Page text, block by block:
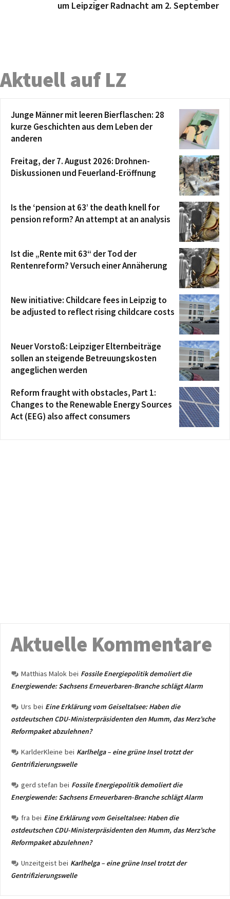
um Leipziger Radnacht am 2. September
Aktuell auf LZ
Junge Männer mit leeren Bierflaschen: 28
kurze Geschichten aus dem Leben der
anderen
Freitag, der 7. August 2026: Drohnen-
Diskussionen und Feuerland-Eröffnung
Is the ‘pension at 63’ the death knell for
pension reform? An attempt at an analysis
Ist die „Rente mit 63“ der Tod der
Rentenreform? Versuch einer Annäherung
New initiative: Childcare fees in Leipzig to
be adjusted to reflect rising childcare costs
Neuer Vorstoß: Leipziger Elternbeiträge
sollen an steigende Betreuungskosten
angeglichen werden
Reform fraught with obstacles, Part 1:
Changes to the Renewable Energy Sources
Act (EEG) also affect consumers
Aktuelle Kommentare
Matthias Malok bei Fossile Energiepolitik demoliert die
Energiewende: Sachsens Erneuerbaren-Branche schlägt Alarm
Urs bei Eine Erklärung vom Geiseltalsee: Haben die
ostdeutschen CDU-Ministerpräsidenten den Mumm, das Merz’sche
Reformpaket abzulehnen?
KarlderKleine bei Karlhelga – eine grüne Insel trotzt der
Gentrifizierungswelle
gerd stefan bei Fossile Energiepolitik demoliert die
Energiewende: Sachsens Erneuerbaren-Branche schlägt Alarm
fra bei Eine Erklärung vom Geiseltalsee: Haben die
ostdeutschen CDU-Ministerpräsidenten den Mumm, das Merz’sche
Reformpaket abzulehnen?
Unzeitgeist bei Karlhelga – eine grüne Insel trotzt der
Gentrifizierungswelle